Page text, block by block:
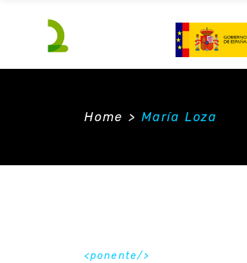
Home > María Loza
ponente